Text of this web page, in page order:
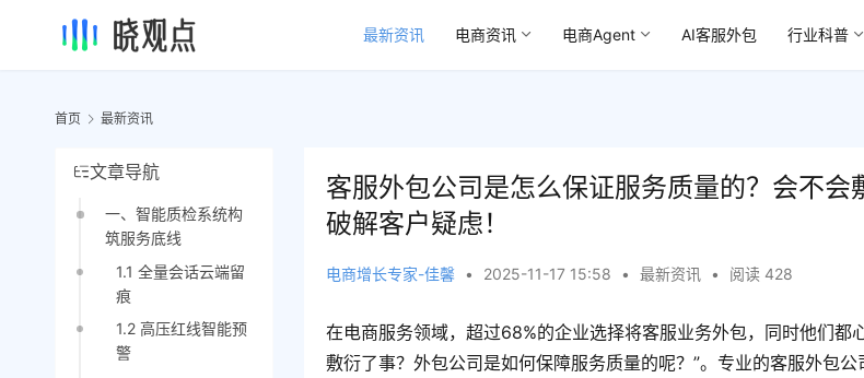
最新资讯 电商资讯 电商Agent AI客服外包 行业科普
首页 最新资讯
文章导航
一、智能质检系统构
筑服务底线
1.1 全量会话云端留
痕
1.2 高压红线智能预
警
客服外包公司是怎么保证服务质量的？会不会
破解客户疑虑！
电商增长专家-佳馨 • 2025-11-17 15:58 • 最新资讯 • 阅读 428
在电商服务领域，超过68%的企业选择将客服业务外包，同时他们
敷衍了事？外包公司是如何保障服务质量的呢？”。专业的客服外包